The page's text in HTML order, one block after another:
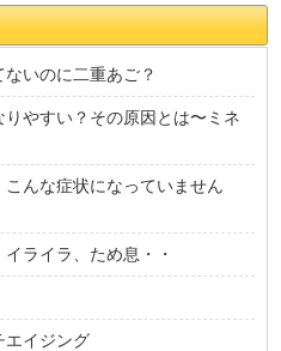
いのに二重あご？
やすい？その原因とは〜ミネ
んな症状になっていません
ライラ、ため息・・
エイジング